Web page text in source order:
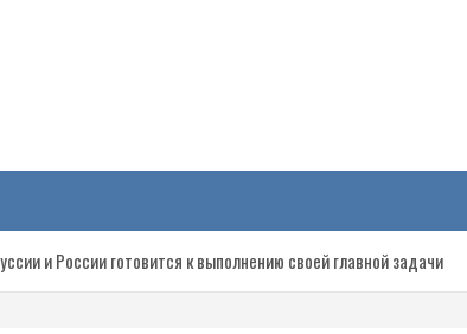
и России готовится к выполнению своей главной задачи